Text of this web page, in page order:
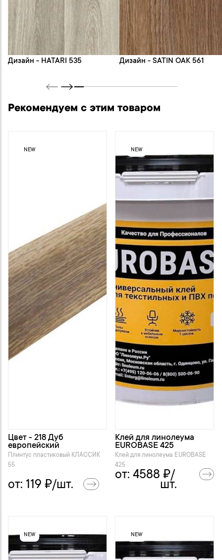
Дизайн - HATARI 535 Дизайн - SATIN OAK 561
Рекомендуем с этим товаром
NEW
Цвет - 218 Дуб
европейский
Плинтус пластиковый KЛАССИК
55
от: 119 ₽/шт.
NEW
Клей для линолеума
EUROBASE 425
Клей для линолеума EUROBASE
425
от: 4588 ₽/
шт.
NEW NEW